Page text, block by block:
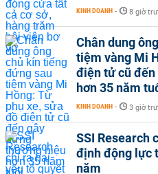
KINH DOANH - 8 giờ
Chân dung
tiệm vàng Mi
điện tử cũ
hơn 35 năm
KINH DOANH - 3 giờ
SSI Research
định động lực
năm